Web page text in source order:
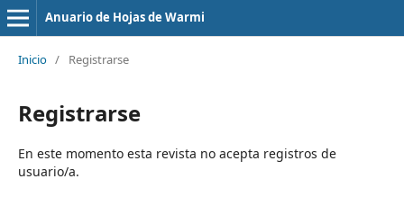
Anuario de Hojas de Warmi
Inicio / Registrarse
Registrarse
En este momento esta revista no acepta registros de
usuario/a.